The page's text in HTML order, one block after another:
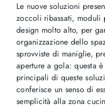
Le nuove soluzioni
zoccoli ribassati, moduli
design molto alto, per
organizzazione dello
sprovviste di maniglie,
aperture a gola: questa
principali di queste
conferisce un senso di
semplicità alla zona